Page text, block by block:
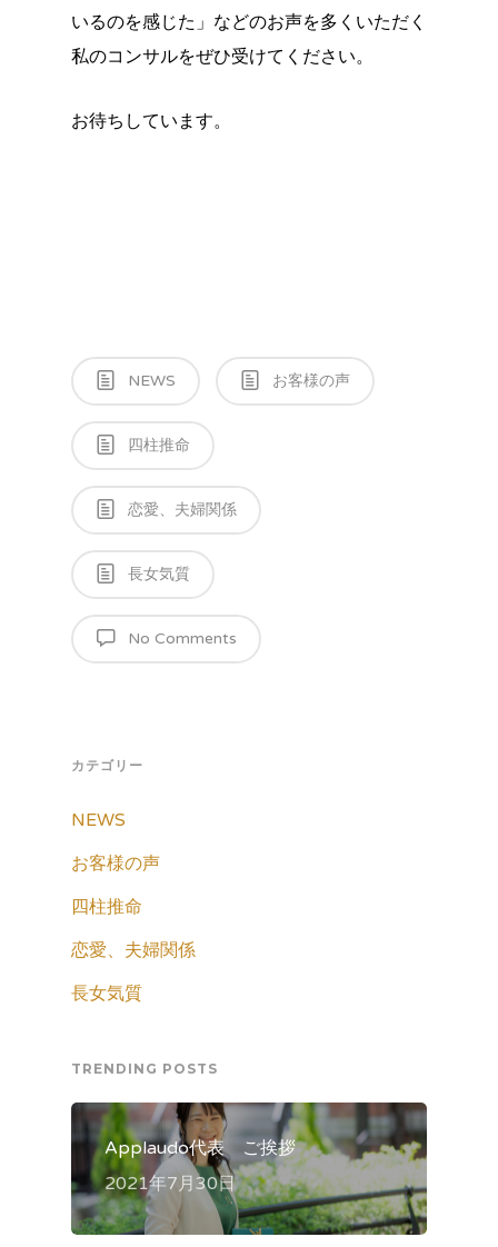
いるのを感じた」などのお声を多くいただく
私のコンサルをぜひ受けてください。
お待ちしています。
NEWS お客様の声
四柱推命
恋愛、夫婦関係
長女気質
No Comments
カテゴリー
NEWS
お客様の声
四柱推命
恋愛、夫婦関係
長女気質
TRENDING POSTS
Applaudo代表 ご挨拶
2021年7月30日